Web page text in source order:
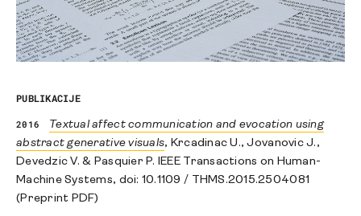
PUBLIKACIJE
2016
Textual affect communication and evocation using
abstract generative visuals, Krcadinac U., Jovanovic J.,
Devedzic V. & Pasquier P. IEEE Transactions on Human-
Machine Systems, doi: 10.1109 / THMS.2015.2504081
(Preprint PDF)